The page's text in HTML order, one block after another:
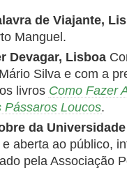
de Viajante,
Manguel.
Devagar, Lisboa
Silva e com a
livros Como Fazer
Pássaros Loucos.
da
aberta ao público,
pela Associação